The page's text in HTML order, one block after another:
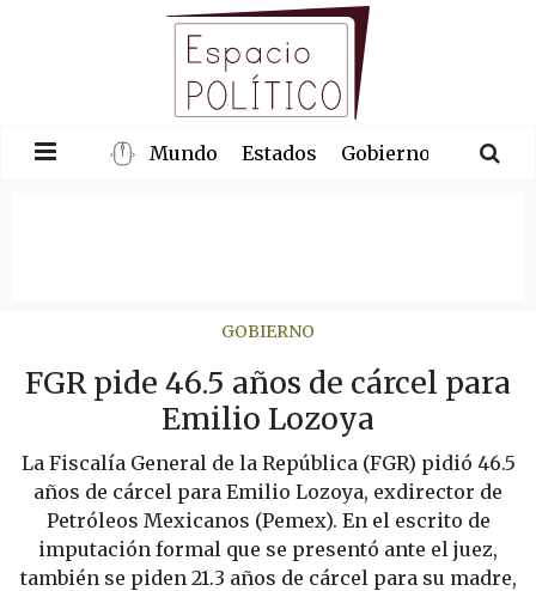
Mundo Estados Gobierno
GOBIERNO
FGR pide 46.5 años de cárcel para
Emilio Lozoya
La Fiscalía General de la República (FGR) pidió 46.5
años de cárcel para Emilio Lozoya, exdirector de
Petróleos Mexicanos (Pemex). En el escrito de
imputación formal que se presentó ante el juez,
también se piden 21.3 años de cárcel para su madre,